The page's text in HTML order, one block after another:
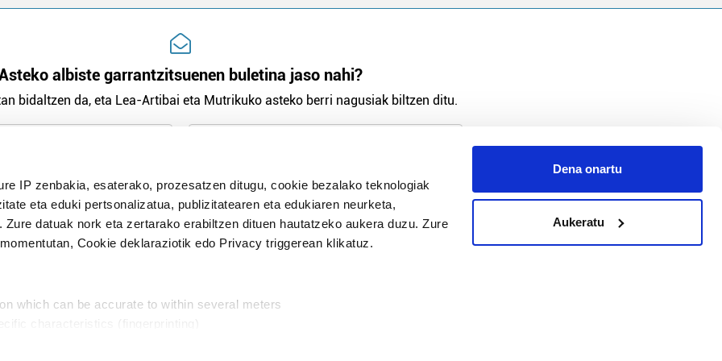
IP zenbakia, esaterako, prozesatzen ditugu, cookie bezalako teknologiak
eta eduki pertsonalizatua, publizitatearen eta edukiaren neurketa,
datuak nork eta zertarako erabiltzen dituen hautatzeko aukera duzu. Zure
Cookie deklaraziotik edo Privacy triggerean klikatuz.
which can be accurate to within several meters
Dena onartu
Aukeratu
albiste garrantzitsuenen buletina jaso nahi?
bidaltzen da, eta Lea-Artibai eta Mutrikuko asteko berri nagusiak biltzen ditu.
Harpidetu
modu librean kontatzea da gure eginkizuna. Horretarako zure ekarpena